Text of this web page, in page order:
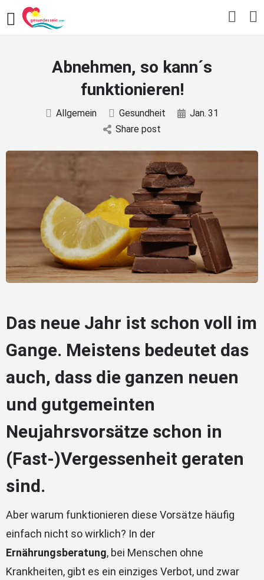
Abnehmen, so kann´s
funktionieren!
Allgemein Gesundheit Jan. 31
Share post
Das neue Jahr ist schon voll im
Gange. Meistens bedeutet das
auch, dass die ganzen neuen
und gutgemeinten
Neujahrsvorsätze schon in
(Fast-)Vergessenheit geraten
sind.
Aber warum funktionieren diese Vorsätze häufig
einfach nicht so wirklich? In der
Ernährungsberatung, bei Menschen ohne
Krankheiten, gibt es ein einziges Verbot, und zwar